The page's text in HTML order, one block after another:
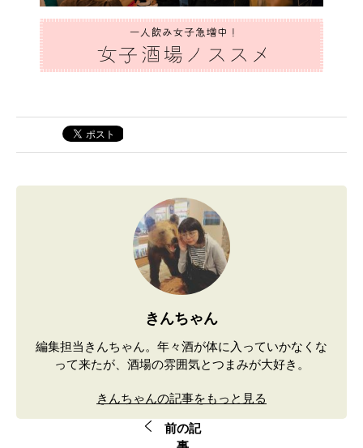
きんちゃん
編集担当きんちゃん。年々酒が体に入っていかなくな
って来たが、酒場の雰囲気とつまみが大好き。
きんちゃんの記事をもっと見る
前の記